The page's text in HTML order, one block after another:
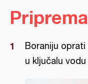
Priprema
Boraniju
u ključalu